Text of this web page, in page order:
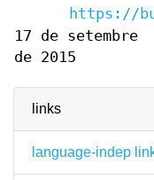
links
language-indep
https://
17 de setembre
de 2015